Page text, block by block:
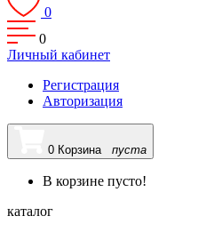
0
0
Личный кабинет
Регистрация
Авторизация
0 Корзина пуста
В корзине пусто!
каталог